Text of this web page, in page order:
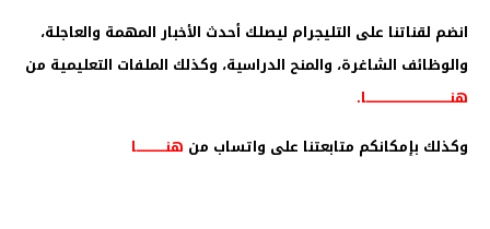
انضم لقناتنا على التليجرام ليصلك أحدث الأخبار المهمة والعاجلة،
والوظائف الشاغرة، والمنح الدراسية، وكذلك الملفات التعليمية من
هنــــــــــــــــــــــــــــــــــــــا.
وكذلك بإمكانكم متابعتنا على واتساب من هنـــــــــــــا